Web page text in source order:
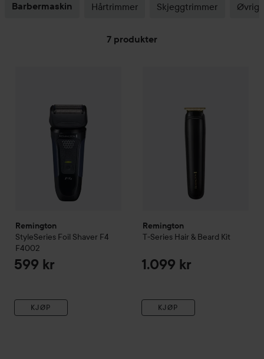
Barbermaskin Hårtrimmer Skjeggtrimmer Øvrig
7 produkter
Remington
StyleSeries Foil Shaver F4
F4002
599 kr
KJØP
Remington
T-Series Hair & Beard Kit
1.099 kr
KJØP